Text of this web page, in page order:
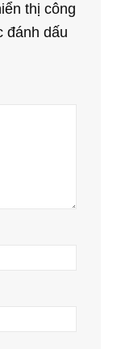
thị công
đánh dấu